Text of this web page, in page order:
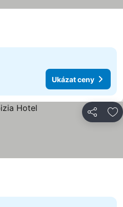
Ukázat ceny
Sdílet